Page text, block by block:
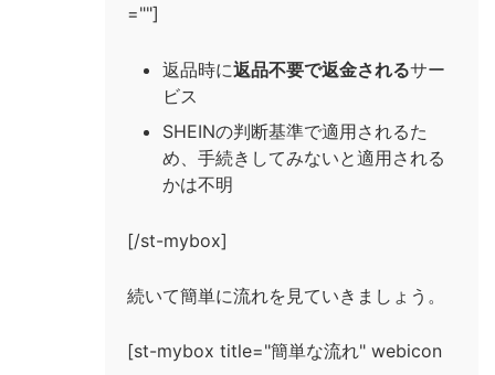
=""]
返品時に返品不要で返金されるサー
ビス
SHEINの判断基準で適用されるた
め、手続きしてみないと適用される
かは不明
[/st-mybox]
続いて簡単に流れを見ていきましょう。
[st-mybox title="簡単な流れ" webicon